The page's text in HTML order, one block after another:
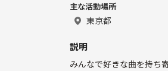
アパレルブラン
主な活動場所
東京都
説明
みんなで好きな曲を持ち